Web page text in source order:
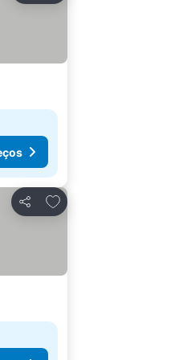
Partilhar
Adicionar aos favoritos